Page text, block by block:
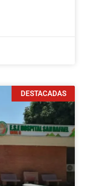
DESTACADAS